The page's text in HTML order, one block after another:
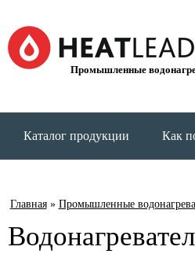
Промышленные
Каталог продукции Как
Главная» Промышленные